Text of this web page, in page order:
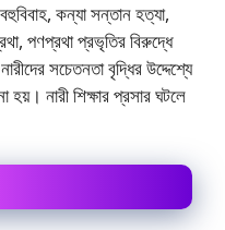
কন্যা সন্তান হত্যা,
পণপ্রথা প্রভৃতির বিরুদ্ধে
সচেতনতা বৃদ্ধির উদ্দেশ্যে
হয়। নারী শিক্ষার প্রসার ঘটলে